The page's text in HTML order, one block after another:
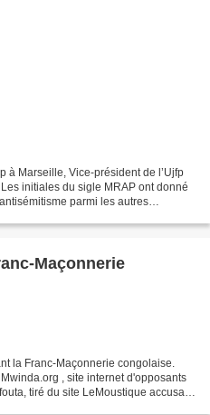
à Marseille, Vice-président de l’Ujfp
initiales du sigle MRAP ont donné
parmi les autres
Maçonnerie
la Franc-Maçonnerie congolaise.
, site internet d'opposants
tiré du site LeMoustique accusant